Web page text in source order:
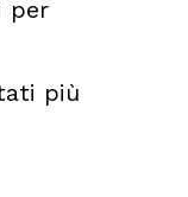
per
più